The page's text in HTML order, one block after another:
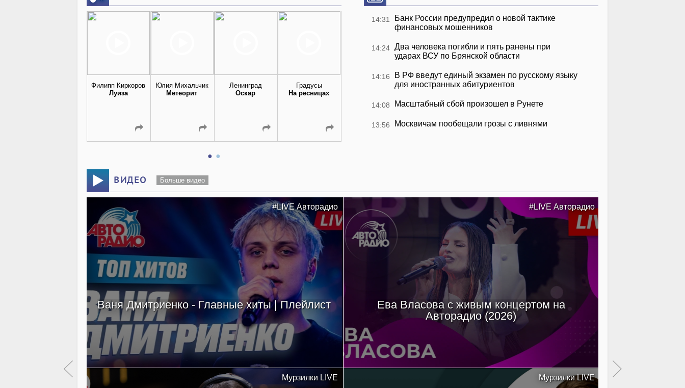
14:31
Банк России предупредил о новой тактике
финансовых мошенников
14:24 Два человека погибли и пять ранены при
ударах ВСУ по Брянской области
14:16
В РФ введут единый экзамен по русскому языку
для иностранных абитуриентов
14:08 Масштабный сбой произошел в Рунете
13:56 Москвичам пообещали грозы с ливнями
Филипп Киркоров
Луиза
Юлия Михальчик
Метеорит
Ленинград
Оскар
Градусы
На ресницах
Наталья
Регина Тодоренко
Подруга
Инна Маликова &
Танцы На Воде
ВИДЕО Больше видео
Ваня Дмитриенко - Главные хиты | Плейлист
#LIVE Авторадио
Ева Власова с живым концертом на
Авторадио (2026)
#LIVE Авторадио
Мурзилки LIVE Мурзилки LIVE